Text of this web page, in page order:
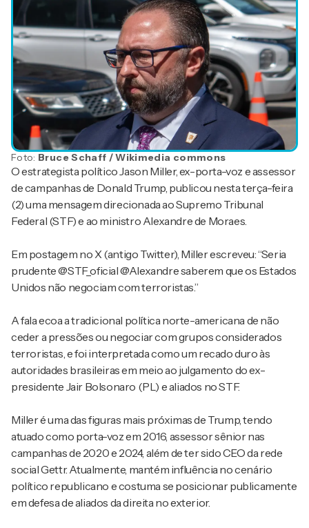
Foto: Bruce Schaff / Wikimedia commons
O estrategista político Jason Miller, ex-porta-voz e assessor
de campanhas de Donald Trump, publicou nesta terça-feira
(2) uma mensagem direcionada ao Supremo Tribunal
Federal (STF) e ao ministro Alexandre de Moraes.
Em postagem no X (antigo Twitter), Miller escreveu: “Seria
prudente @STF_oficial @Alexandre saberem que os Estados
Unidos não negociam com terroristas.”
A fala ecoa a tradicional política norte-americana de não
ceder a pressões ou negociar com grupos considerados
terroristas, e foi interpretada como um recado duro às
autoridades brasileiras em meio ao julgamento do ex-
presidente Jair Bolsonaro (PL) e aliados no STF.
Miller é uma das figuras mais próximas de Trump, tendo
atuado como porta-voz em 2016, assessor sênior nas
campanhas de 2020 e 2024, além de ter sido CEO da rede
social Gettr. Atualmente, mantém influência no cenário
político republicano e costuma se posicionar publicamente
em defesa de aliados da direita no exterior.